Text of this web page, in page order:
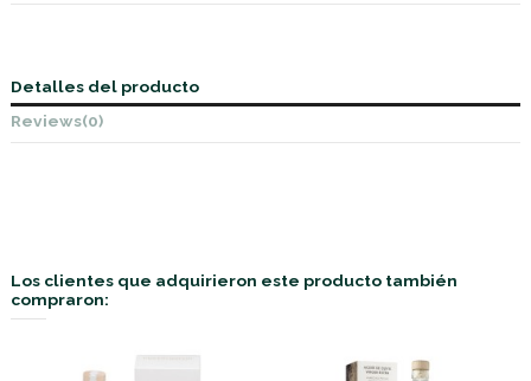
Detalles del producto
Reviews(0)
Los clientes que adquirieron este producto también
compraron: